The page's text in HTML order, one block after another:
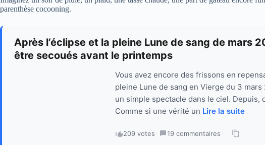
parenthèse cocooning.
Après l’éclipse et la pleine Lune de sang de mars
être secoués avant le printemps
Vous avez encore des frissons en
pleine Lune de sang en Vierge du 3 mars
un simple spectacle dans le ciel. Depuis,
Comme si une vérité un Lire la suite
209 votes · 19 commentaires ·